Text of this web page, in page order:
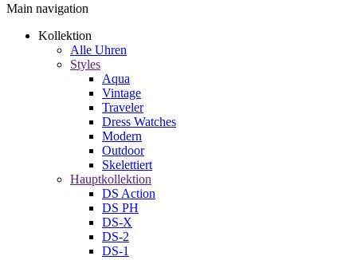
Main navigation
Kollektion
Alle Uhren
Styles
Aqua
Vintage
Traveler
Dress Watches
Modern
Outdoor
Skelettiert
Hauptkollektion
DS Action
DS PH
DS-X
DS-2
DS-1